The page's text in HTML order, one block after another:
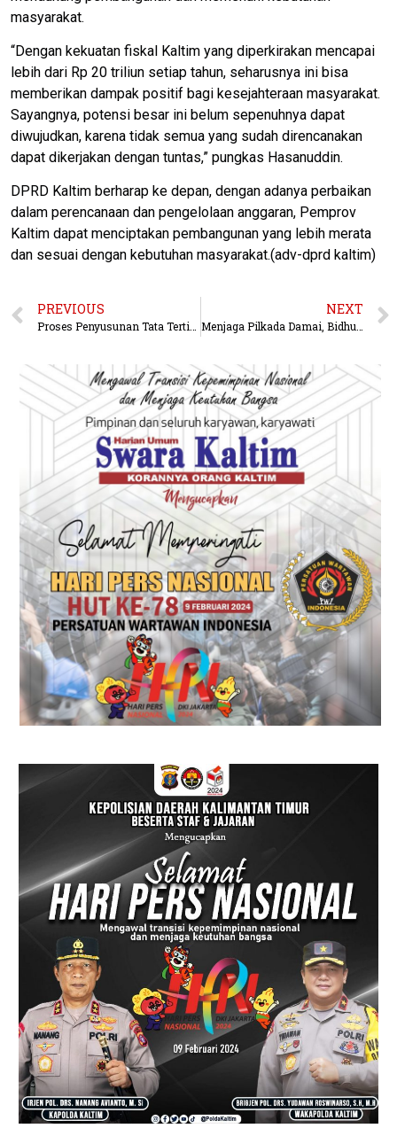
masyarakat.
“Dengan kekuatan fiskal Kaltim yang diperkirakan mencapai
lebih dari Rp 20 triliun setiap tahun, seharusnya ini bisa
memberikan dampak positif bagi kesejahteraan masyarakat.
Sayangnya, potensi besar ini belum sepenuhnya dapat
diwujudkan, karena tidak semua yang sudah direncanakan
dapat dikerjakan dengan tuntas,” pungkas Hasanuddin.
DPRD Kaltim berharap ke depan, dengan adanya perbaikan
dalam perencanaan dan pengelolaan anggaran, Pemprov
Kaltim dapat menciptakan pembangunan yang lebih merata
dan sesuai dengan kebutuhan masyarakat.(adv-dprd kaltim)
PREVIOUS NEXT